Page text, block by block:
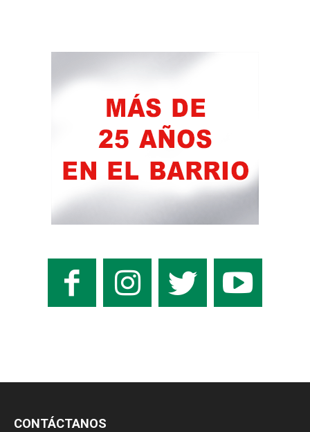
CONTÁCTANOS